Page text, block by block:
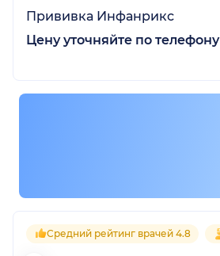
Прививка Инфанрикс
Цену уточняйте по телефону
Средний рейтинг врачей 4.8